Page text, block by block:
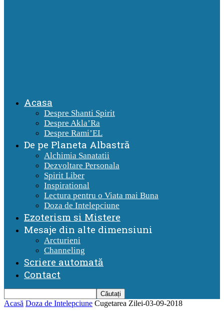
Acasa
Despre Shanti Spirit
Despre Akla’Ra
Despre Rami’EL
De pe Planeta Albastră
Alchimia Sanatatii
Dezvoltare Personala
Spirit Liber
Inspirational
Lectura pentru o Viata mai Buna
Doza de Intelepciune
Ezoterism si Mistere
Mesaje din alte dimensiuni
Arcturieni
Channeling
Scriere automată
Contact
Acasă Doza de Intelepciune Cugetarea Zilei-03-09-2018